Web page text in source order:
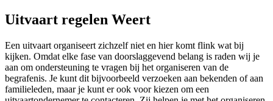
Uitvaart regelen Weert
Een uitvaart organiseert zichzelf niet en hier komt flink wat bij
kijken. Omdat elke fase van doorslaggevend belang is raden wij je
aan om ondersteuning te vragen bij het organiseren van de
begrafenis. Je kunt dit bijvoorbeeld verzoeken aan bekenden of aan
familieleden, maar je kunt er ook voor kiezen om een